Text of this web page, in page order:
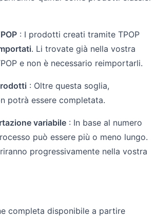
: I prodotti creati tramite TPOP
. Li trovate già nella vostra
e non è necessario reimportarli.
: Oltre questa soglia,
potrà essere completata.
variabile : In base al numero
può essere più o meno lungo.
progressivamente nella vostra
completa disponibile a partire